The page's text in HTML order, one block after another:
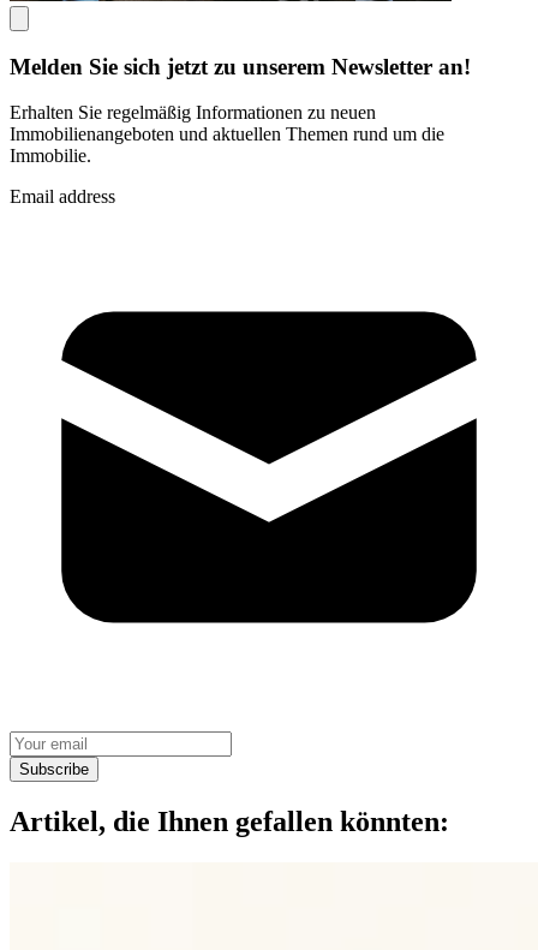
Melden Sie sich jetzt zu unserem Newsletter an!
Erhalten Sie regelmäßig Informationen zu neuen
Immobilienangeboten und aktuellen Themen rund um die
Immobilie.
Email address
Subscribe
Artikel, die Ihnen gefallen könnten: